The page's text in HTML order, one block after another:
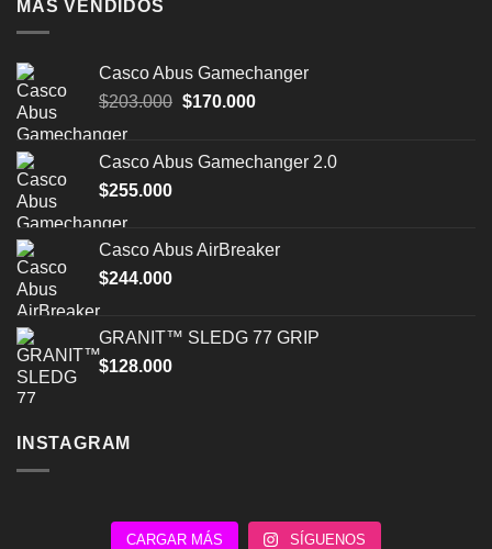
MÁS VENDIDOS
Casco Abus Gamechanger
$203.000 El
era:
$170.000El
es:
Casco Abus Gamechanger 2.0
$255.000
Casco Abus AirBreaker
$244.000
GRANIT™ SLEDG 77 GRIP
$128.000
INSTAGRAM
CARGAR MÁS SÍGUENOS